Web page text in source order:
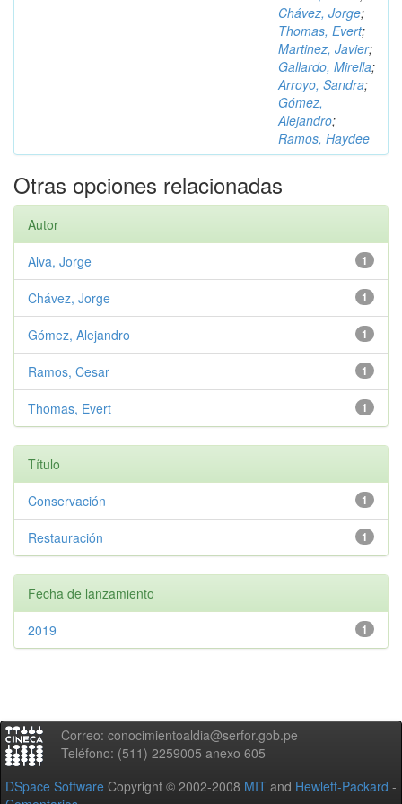
Chávez, Jorge;
Thomas, Evert;
Martinez, Javier;
Gallardo, Mirella;
Arroyo, Sandra;
Gómez,
Alejandro;
Ramos, Haydee
Otras opciones relacionadas
Autor
1
Alva, Jorge
1
Chávez, Jorge
1
Gómez, Alejandro
1
Ramos, Cesar
1
Thomas, Evert
Título
1
Conservación
1
Restauración
Fecha de lanzamiento
1
2019
Correo: conocimientoaldia@serfor.gob.pe
Teléfono: (511) 2259005 anexo 605
DSpace Software Copyright © 2002-2008 MIT and Hewlett-Packard -